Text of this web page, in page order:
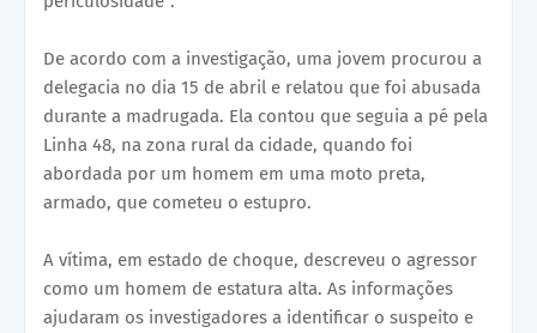
De acordo com a investigação, uma jovem procurou a
delegacia no dia 15 de abril e relatou que foi abusada
durante a madrugada. Ela contou que seguia a pé pela
Linha 48, na zona rural da cidade, quando foi
abordada por um homem em uma moto preta,
armado, que cometeu o estupro.
A vítima, em estado de choque, descreveu o agressor
como um homem de estatura alta. As informações
ajudaram os investigadores a identificar o suspeito e